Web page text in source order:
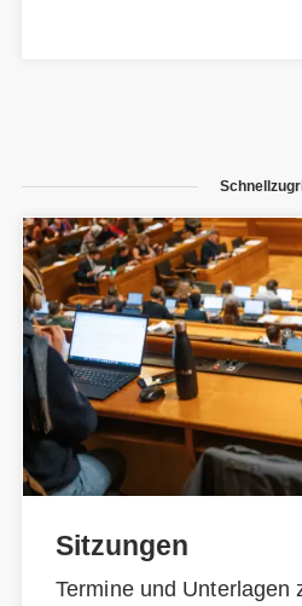
Sitzungen
Termine und Unterlagen